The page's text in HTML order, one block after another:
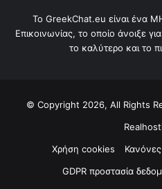
Το GreekChat.eu είναι ένα
Επικοινωνίας, το οποίο άνοιξε
το καλύτερο και το
© Copyright 2026, All Rights
Χρήση cookies
Κανόνες
GDPR προστασία